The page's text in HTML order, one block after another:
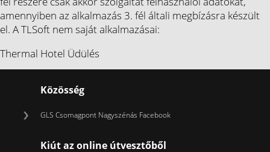
amennyiben az alkalmazás 3. fél általi megbízásra készült
el. A TLSoft nem saját alkalmazásai:
Thermal Hotel Üdülés
Közösség
GLS Csomagpont Nagyszénás Facebook
Kiút az online útvesztőből